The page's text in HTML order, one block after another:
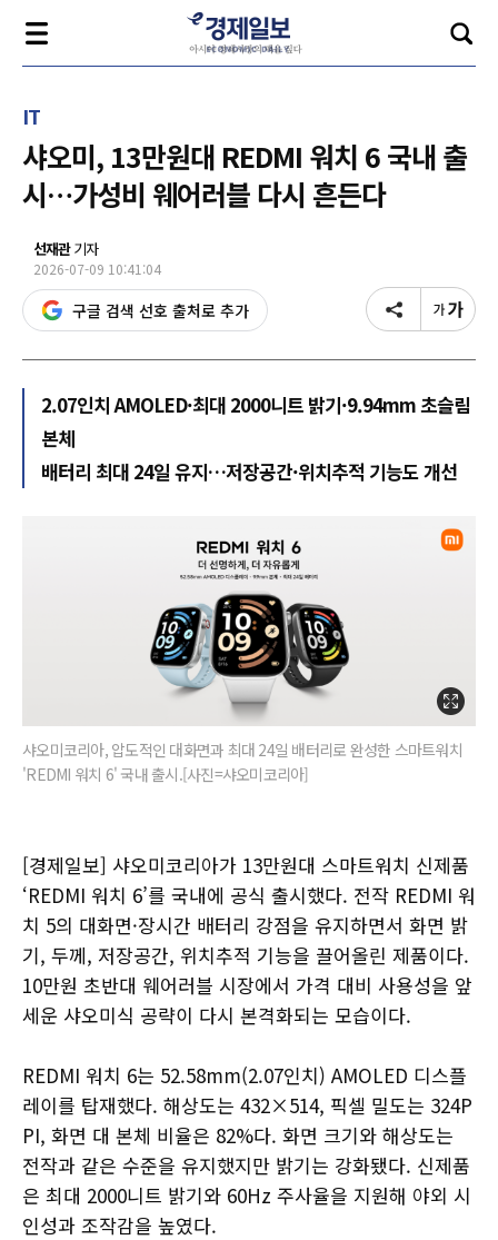
IT
샤오미, 13만원대 REDMI 워치 6 국내 출
시…가성비 웨어러블 다시 흔든다
선재관기자
2026-07-09 10:41:04
구글 검색 선호 출처로 추가
2.07인치 AMOLED·최대 2000니트 밝기·9.94mm 초슬림
본체
배터리 최대 24일 유지…저장공간·위치추적 기능도 개선
샤오미코리아, 압도적인 대화면과 최대 24일 배터리로 완성한 스마트워치
'REDMI 워치 6' 국내 출시.[사진=샤오미코리아]
[경제일보] 샤오미코리아가 13만원대 스마트워치 신제품
‘REDMI 워치 6’를 국내에 공식 출시했다. 전작 REDMI 워
치 5의 대화면·장시간 배터리 강점을 유지하면서 화면 밝
기, 두께, 저장공간, 위치추적 기능을 끌어올린 제품이다.
10만원 초반대 웨어러블 시장에서 가격 대비 사용성을 앞
세운 샤오미식 공략이 다시 본격화되는 모습이다.
REDMI 워치 6는 52.58mm(2.07인치) AMOLED 디스플
레이를 탑재했다. 해상도는 432×514, 픽셀 밀도는 324P
PI, 화면 대 본체 비율은 82%다. 화면 크기와 해상도는
전작과 같은 수준을 유지했지만 밝기는 강화됐다. 신제품
은 최대 2000니트 밝기와 60Hz 주사율을 지원해 야외 시
인성과 조작감을 높였다.